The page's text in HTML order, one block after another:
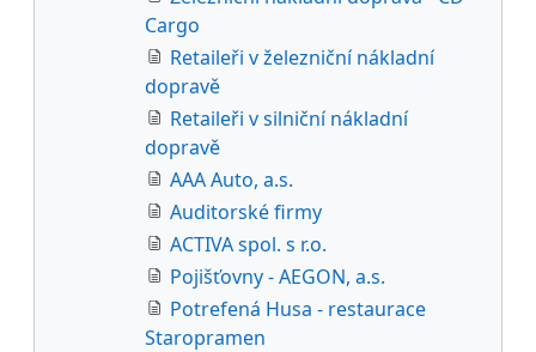
Cargo
Retaileři v železniční nákladní
dopravě
Retaileři v silniční nákladní
dopravě
AAA Auto, a.s.
Auditorské firmy
ACTIVA spol. s r.o.
Pojišťovny - AEGON, a.s.
Potrefená Husa - restaurace
Staropramen